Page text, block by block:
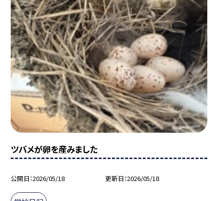
ツバメが卵を産みました
公開日 2026/05/18 更新日 2026/05/18